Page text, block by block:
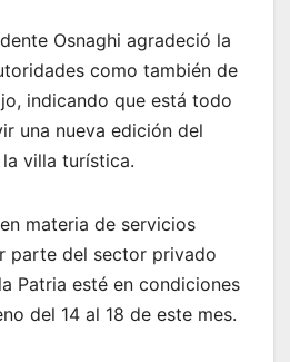
Osnaghi agradeció la
como también de
indicando que está todo
una nueva edición del
villa turística.
materia de servicios
parte del sector privado
Patria esté en condiciones
del 14 al 18 de este mes.